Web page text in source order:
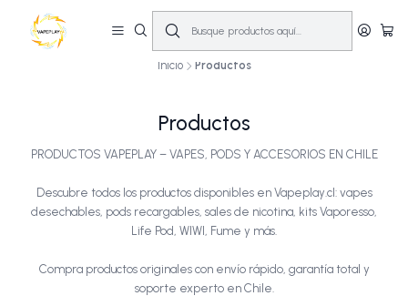
10% OFF primera compra! | Compra antes de las 14:00 y recíbelo el mismo
día en Santiago (Lun–Sáb)🚚💨
Inicio Productos
Productos
PRODUCTOS VAPEPLAY – VAPES, PODS Y ACCESORIOS EN CHILE
Descubre todos los productos disponibles en Vapeplay.cl: vapes
desechables, pods recargables, sales de nicotina, kits Vaporesso,
Life Pod, WIWI, Fume y más.
Compra productos originales con envío rápido, garantía total y
soporte experto en Chile.